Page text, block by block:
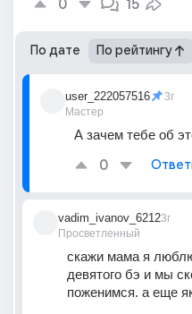
0 15
По дате По рейтингу
user_222057516
Мастер
3г
А зачем тебе об
0
vadim_ivanov_6212
Просветленный
3г
скажи мама я
девятого бэ и мы
поженимся. а еще